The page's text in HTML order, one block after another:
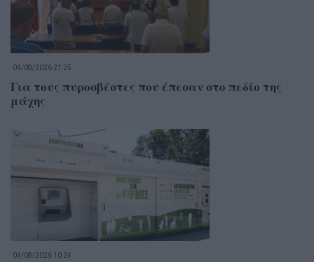
04/08/2026 21:25
Για τους πυροσβέστες που έπεσαν στο πεδίο της
μάχης
04/08/2026 10:24